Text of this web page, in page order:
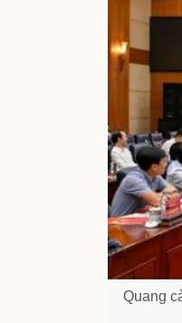
Quang